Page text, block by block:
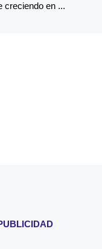
creciendo en ...